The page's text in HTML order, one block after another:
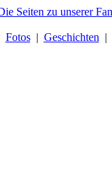
Fotos| Geschichten |